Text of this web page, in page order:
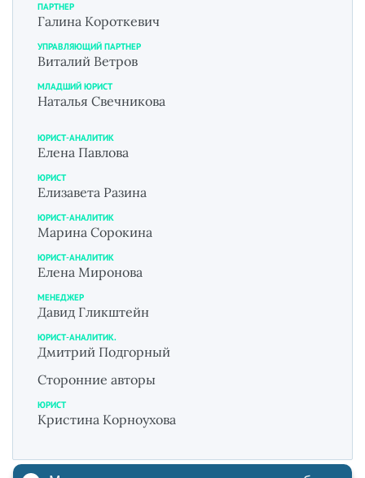
ПАРТНЕР
Галина Короткевич
УПРАВЛЯЮЩИЙ ПАРТНЕР
Виталий Ветров
МЛАДШИЙ ЮРИСТ
Наталья Свечникова
ЮРИСТ-АНАЛИТИК
Елена Павлова
ЮРИСТ
Елизавета Разина
ЮРИСТ-АНАЛИТИК
Марина Сорокина
ЮРИСТ-АНАЛИТИК
Елена Миронова
МЕНЕДЖЕР
Давид Гликштейн
ЮРИСТ-АНАЛИТИК.
Дмитрий Подгорный
Сторонние авторы
ЮРИСТ
Кристина Корноухова